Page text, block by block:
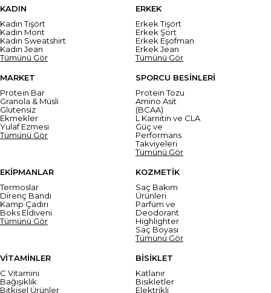
KADIN
Kadın Tişört
Kadın Mont
Kadın Sweatshirt
Kadın Jean
Tümünü Gör
ERKEK
Erkek Tişört
Erkek Şort
Erkek Eşofman
Erkek Jean
Tümünü Gör
MARKET
Protein Bar
Granola & Müsli
Glutensiz
Ekmekler
Yulaf Ezmesi
Tümünü Gör
SPORCU BESİNLERİ
Protein Tozu
Amino Asit
(BCAA)
L Karnitin ve CLA
Güç ve
Performans
Takviyeleri
Tümünü Gör
EKİPMANLAR
Termoslar
Direnç Bandı
Kamp Çadırı
Boks Eldiveni
Tümünü Gör
KOZMETİK
Saç Bakım
Ürünleri
Parfüm ve
Deodorant
Highlighter
Saç Boyası
Tümünü Gör
VİTAMİNLER
C Vitamini
Bağışıklık
Bitkisel Ürünler
BİSİKLET
Katlanır
Bisikletler
Elektrikli